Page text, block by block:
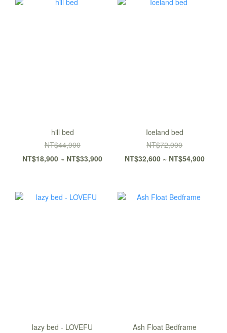
hill bed
NT$44,900
NT$18,900 ~ NT$33,900
Iceland bed
NT$72,900
NT$32,600 ~ NT$54,900
lazy bed - LOVEFU
Ash Float Bedframe